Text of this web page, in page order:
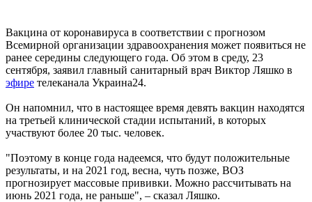
Вакцина от коронавируса в соответствии с прогнозом
Всемирной организации здравоохранения может появиться не
ранее середины следующего года. Об этом в среду, 23
сентября, заявил главный санитарный врач Виктор Ляшко в
эфире телеканала Украина24.
Он напомнил, что в настоящее время девять вакцин находятся
на третьей клинической стадии испытаний, в которых
участвуют более 20 тыс. человек.
"Поэтому в конце года надеемся, что будут положительные
результаты, и на 2021 год, весна, чуть позже, ВОЗ
прогнозирует массовые прививки. Можно рассчитывать на
июнь 2021 года, не раньше", – сказал Ляшко.